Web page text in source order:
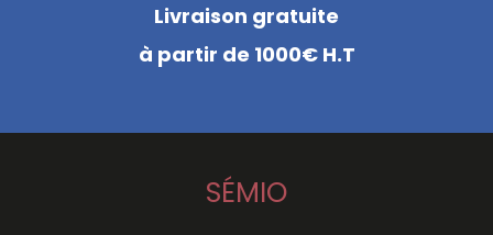
Livraison gratuite
à partir de 1000€ H.T
SÉMIO